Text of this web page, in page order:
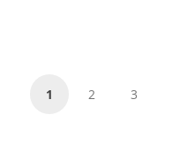
1 2 3